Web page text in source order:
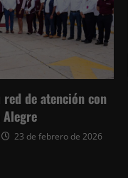
red de atención con
23 de febrero de 2026